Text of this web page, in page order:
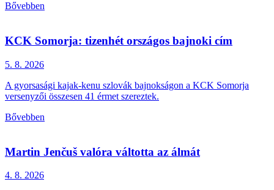
Bővebben
KCK Somorja: tizenhét országos bajnoki cím
5. 8. 2026
A gyorsasági kajak-kenu szlovák bajnokságon a KCK Somorja
versenyzői összesen 41 érmet szereztek.
Bővebben
Martin Jenčuš valóra váltotta az álmát
4. 8. 2026